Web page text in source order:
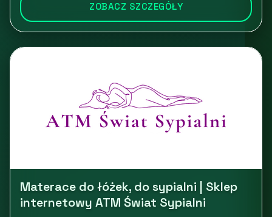
ZOBACZ SZCZEGÓŁY
Materace do łóżek, do sypialni | Sklep
internetowy ATM Świat Sypialni